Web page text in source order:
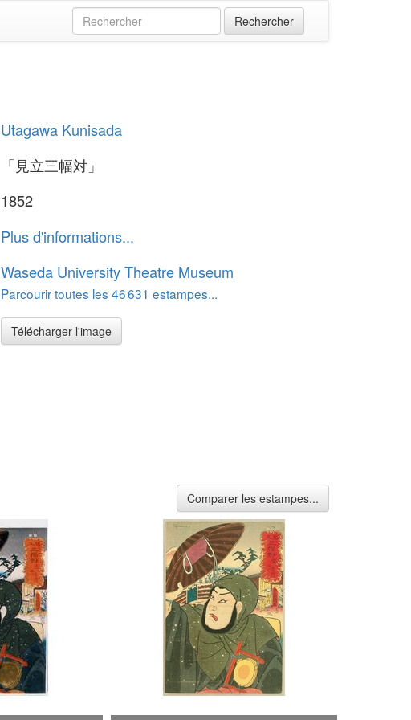
Utagawa Kunisada
「見立三幅対」
1852
Plus d'informations...
Waseda University Theatre Museum
Parcourir toutes les 46 631 estampes...
Télécharger l'image
Comparer les estampes...